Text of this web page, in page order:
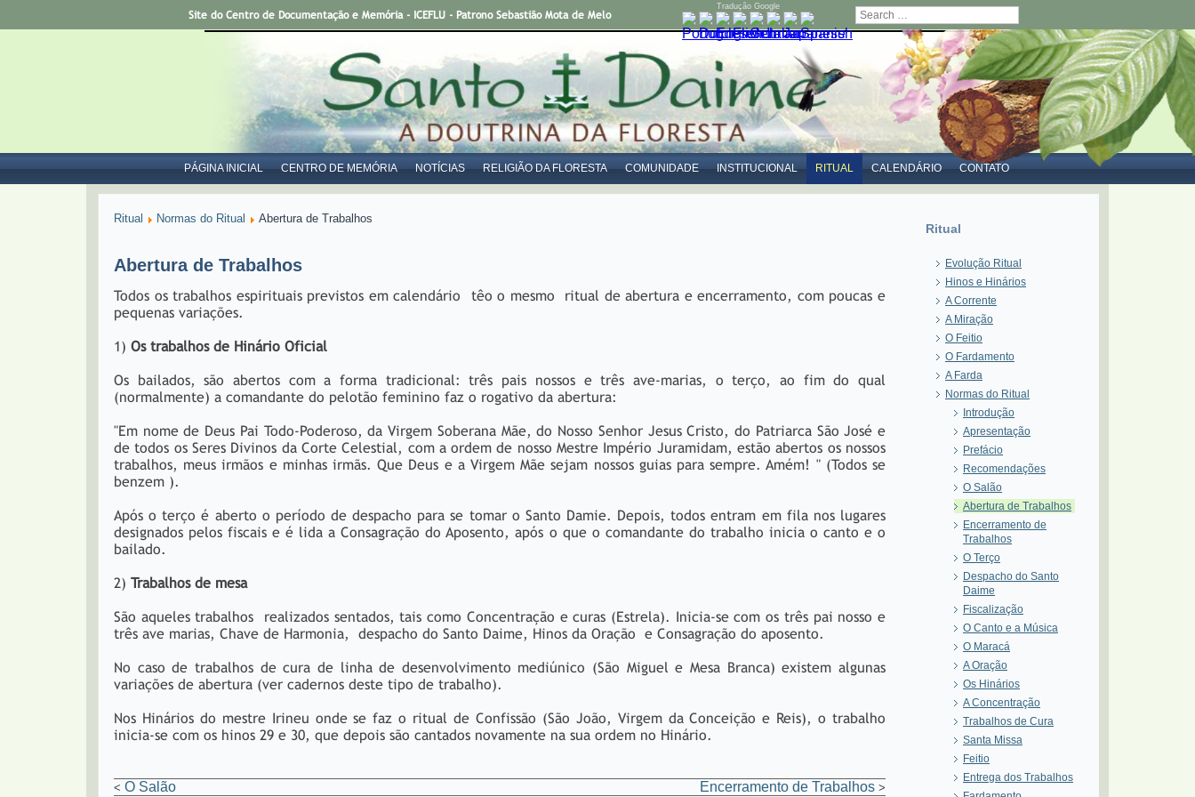
PÁGINA INICIAL CENTRO DE MEMÓRIA NOTÍCIAS RELIGIÃO DA FLORESTA COMUNIDADE INSTITUCIONAL RITUAL CALENDÁRIO CONTATO
Site do Centro de Documentação e Memória - ICEFLU - Patrono Sebastião Mota de Melo Search
Tradução Google
Ritual Normas do Ritual Abertura de Trabalhos
Abertura de Trabalhos
Todos os trabalhos espirituais previstos em calendário têo o mesmo ritual de abertura e encerramento, com poucas e
pequenas variações.
1) Os trabalhos de Hinário Oficial
Os bailados, são abertos com a forma tradicional: três pais nossos e três ave-marias, o terço, ao fim do qual
(normalmente) a comandante do pelotão feminino faz o rogativo da abertura:
"Em nome de Deus Pai Todo-Poderoso, da Virgem Soberana Mãe, do Nosso Senhor Jesus Cristo, do Patriarca São José e
de todos os Seres Divinos da Corte Celestial, com a ordem de nosso Mestre Império Juramidam, estão abertos os nossos
trabalhos, meus irmãos e minhas irmãs. Que Deus e a Virgem Mãe sejam nossos guias para sempre. Amém! " (Todos se
benzem ).
Após o terço é aberto o período de despacho para se tomar o Santo Damie. Depois, todos entram em fila nos lugares
designados pelos fiscais e é lida a Consagração do Aposento, após o que o comandante do trabalho inicia o canto e o
bailado.
2) Trabalhos de mesa
São aqueles trabalhos realizados sentados, tais como Concentração e curas (Estrela). Inicia-se com os três pai nosso e
três ave marias, Chave de Harmonia, despacho do Santo Daime, Hinos da Oração e Consagração do aposento.
No caso de trabalhos de cura de linha de desenvolvimento mediúnico (São Miguel e Mesa Branca) existem algunas
variações de abertura (ver cadernos deste tipo de trabalho).
Nos Hinários do mestre Irineu onde se faz o ritual de Confissão (São João, Virgem da Conceição e Reis), o trabalho
inicia-se com os hinos 29 e 30, que depois são cantados novamente na sua ordem no Hinário.
< O Salão Encerramento de Trabalhos >
Ritual
Evolução Ritual
Hinos e Hinários
A Corrente
A Miração
O Feitio
O Fardamento
A Farda
Normas do Ritual
Introdução
Apresentação
Prefácio
Recomendações
O Salão
Abertura de Trabalhos
Encerramento de
Trabalhos
O Terço
Despacho do Santo
Daime
Fiscalização
O Canto e a Música
O Maracá
A Oração
Os Hinários
A Concentração
Trabalhos de Cura
Santa Missa
Feitio
Entrega dos Trabalhos